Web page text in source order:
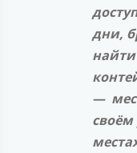
дни,
найти
—
своём